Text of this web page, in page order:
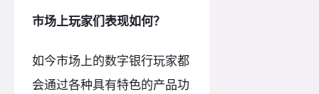
市场上玩家们表现如何？
如今市场上的数字银行玩家都
会通过各种具有特色的产品功